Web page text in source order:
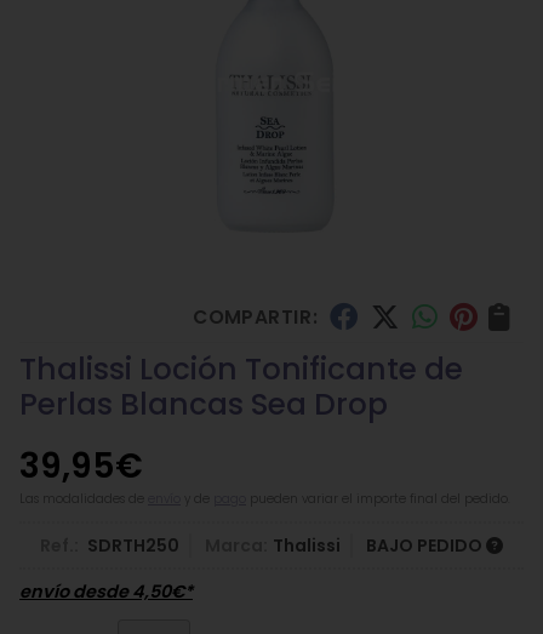
COMPARTIR:
Thalissi Loción Tonificante de
Perlas Blancas Sea Drop
39,95€
pueden variar el importe final del pedido.
SDRTH250 Thalissi
BAJO PEDIDO
envío desde4,50€*